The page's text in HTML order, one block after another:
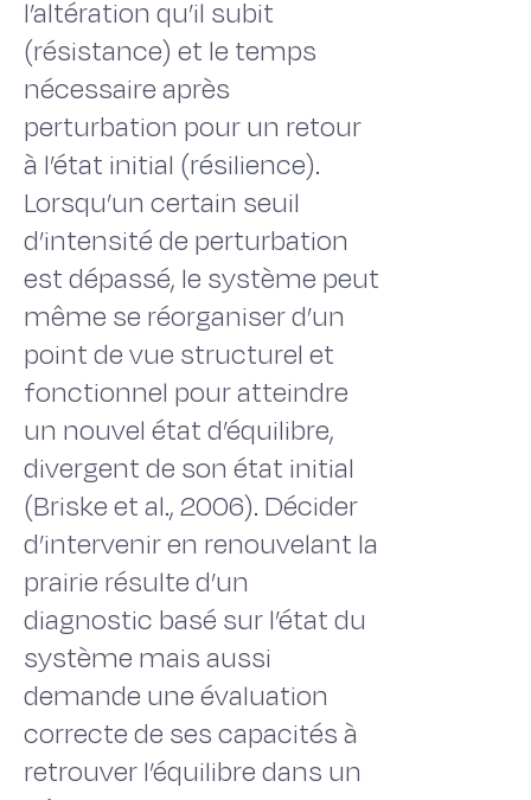
l’altération qu’il subit
(résistance) et le temps
nécessaire après
perturbation pour un retour
à l’état initial (résilience).
Lorsqu’un certain seuil
d’intensité de perturbation
est dépassé, le système peut
même se réorganiser d’un
point de vue structurel et
fonctionnel pour atteindre
un nouvel état d’équilibre,
divergent de son état initial
(Briske et al., 2006). Décider
d’intervenir en renouvelant la
prairie résulte d’un
diagnostic basé sur l’état du
système mais aussi
demande une évaluation
correcte de ses capacités à
retrouver l’équilibre dans un